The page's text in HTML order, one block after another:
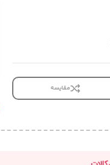
مقایسه